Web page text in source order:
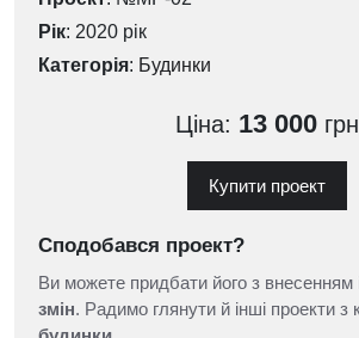
Рік: 2020 рік
Категорія: Будинки
Ціна: 13 000 грн
Купити проект
Сподобався проект?
Ви можете придбати його з внесенням
змін. Радимо глянути й інші проекти з